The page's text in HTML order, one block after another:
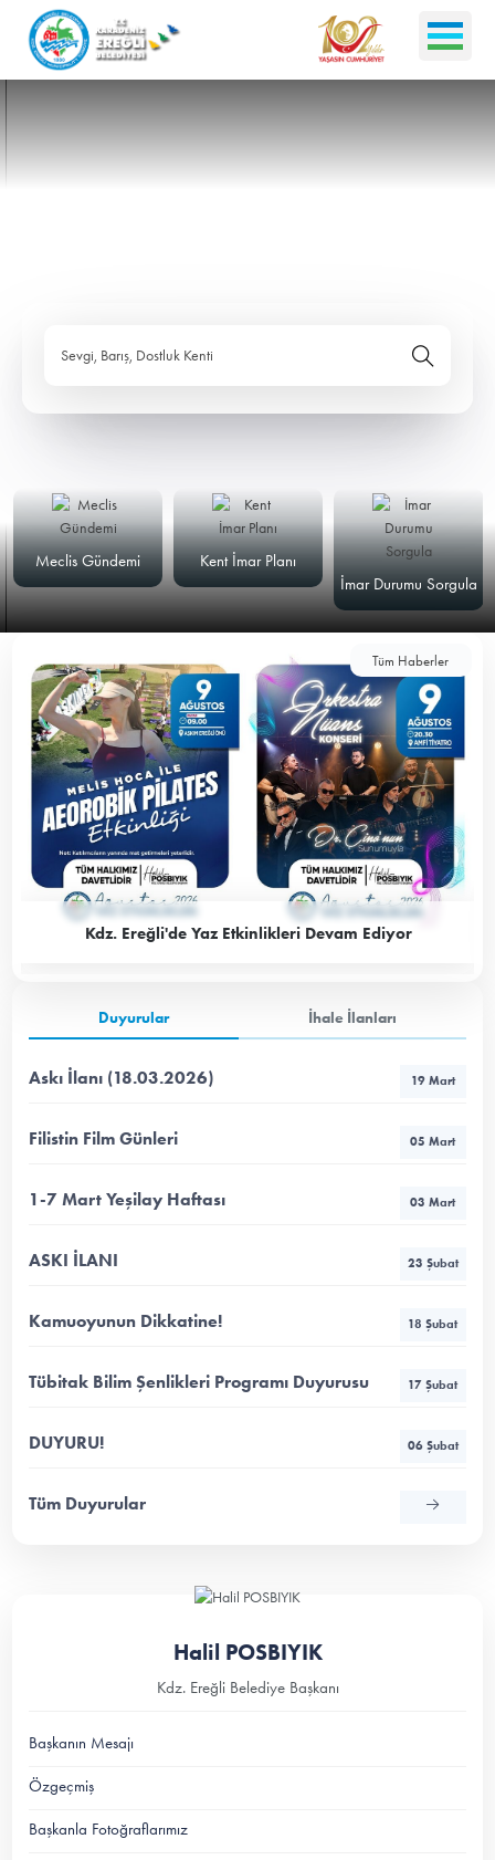
Sevgi, Barış, Dostluk Kenti
Meclis Gündemi
Kent İmar Planı
İmar Durumu Sorgula
Tüm Haberler
Kdz. Ereğli'de Yaz Etkinlikleri Devam Ediyor
Duyurular İhale İlanları
Askı İlanı (18.03.2026) 19 Mart
Filistin Film Günleri 05 Mart
1-7 Mart Yeşilay Haftası 03 Mart
ASKI İLANI 23 Şubat
Kamuoyunun Dikkatine! 18 Şubat
Tübitak Bilim Şenlikleri Programı Duyurusu 17 Şubat
DUYURU! 06 Şubat
Tüm Duyurular
Halil POSBIYIK
Kdz. Ereğli Belediye Başkanı
Başkanın Mesajı
Özgeçmiş
Başkanla Fotoğraflarımız